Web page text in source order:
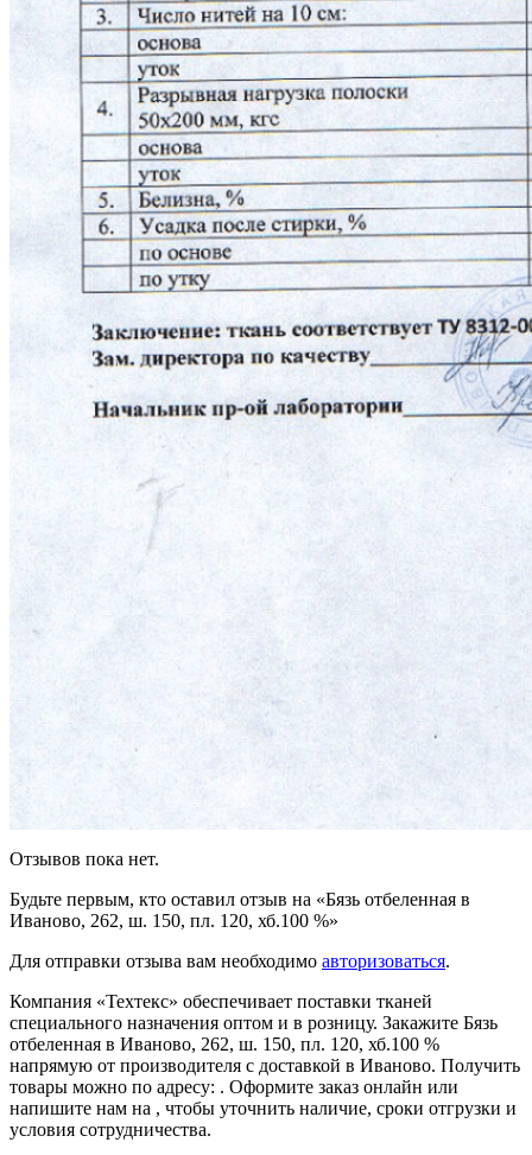
Отзывов пока нет.
Будьте первым, кто оставил отзыв на «Бязь отбеленная в
Иваново, 262, ш. 150, пл. 120, хб.100 %»
Для отправки отзыва вам необходимо авторизоваться.
Компания «Техтекс» обеспечивает поставки тканей
специального назначения оптом и в розницу. Закажите Бязь
отбеленная в Иваново, 262, ш. 150, пл. 120, хб.100 %
напрямую от производителя с доставкой в Иваново. Получить
товары можно по адресу: . Оформите заказ онлайн или
напишите нам на , чтобы уточнить наличие, сроки отгрузки и
условия сотрудничества.